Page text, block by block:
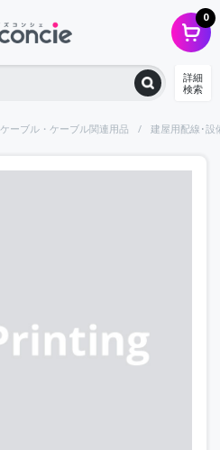
0
詳細
検索
ケーブル・ケーブル関連用品 建屋用配線･設